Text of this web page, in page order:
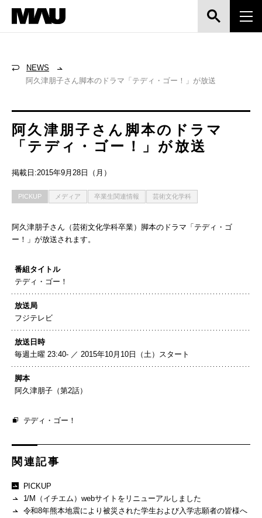
NEWS
阿久津朋子さん脚本のドラマ「テディ・ゴー！」が放送
阿久津朋子さん脚本のドラマ
「テディ・ゴー！」が放送
掲載日:2015年9月28日（月）
PICKUP メディア 卒業生関連情報 芸術文化学科
阿久津朋子さん（芸術文化学科卒業）脚本のドラマ「テディ・ゴ
ー！」が放送されます。
番組タイトル
テディ・ゴー！
放送局
フジテレビ
放送日時
毎週土曜 23:40- ／ 2015年10月10日（土）スタート
脚本
阿久津朋子（第2話）
テディ・ゴー！
関連記事
PICKUP
1/M（イチエム）webサイトをリニューアルしました
令和8年熊本地震により被災された学生および入学志願者の皆様へ